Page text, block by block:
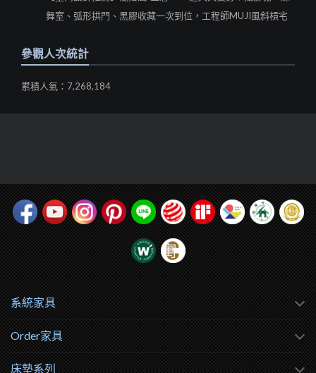
舞室、弧形拱門、黑膠收藏一次到位，工程師MUJI風斜槓宅
參觀人次統計
累積人氣：7,268,184
系統家具
Order家具
床墊系列